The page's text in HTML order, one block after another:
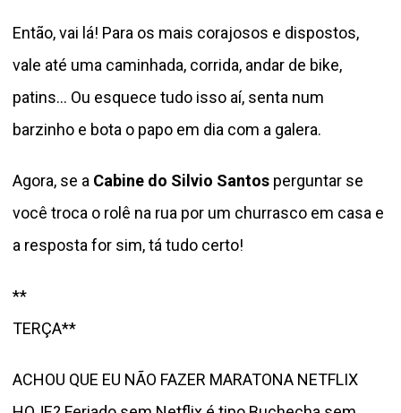
Então, vai lá! Para os mais corajosos e dispostos,
vale até uma caminhada, corrida, andar de bike,
patins… Ou esquece tudo isso aí, senta num
barzinho e bota o papo em dia com a galera.
Agora, se a Cabine do Silvio Santos perguntar se
você troca o rolê na rua por um churrasco em casa e
a resposta for sim, tá tudo certo!
**
TERÇA**
ACHOU QUE EU NÃO FAZER MARATONA NETFLIX